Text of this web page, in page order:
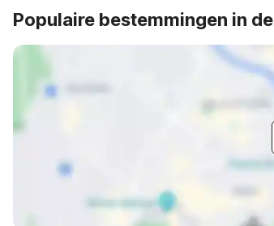
Populaire bestemmingen in